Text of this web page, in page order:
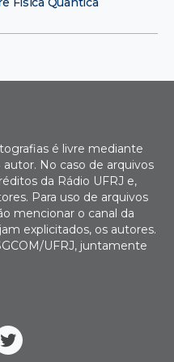
Twitter
é livre mediante
No caso de arquivos
da Rádio UFRJ e,
Para uso de arquivos
mencionar o canal da
explicitados, os autores.
UFRJ, juntamente